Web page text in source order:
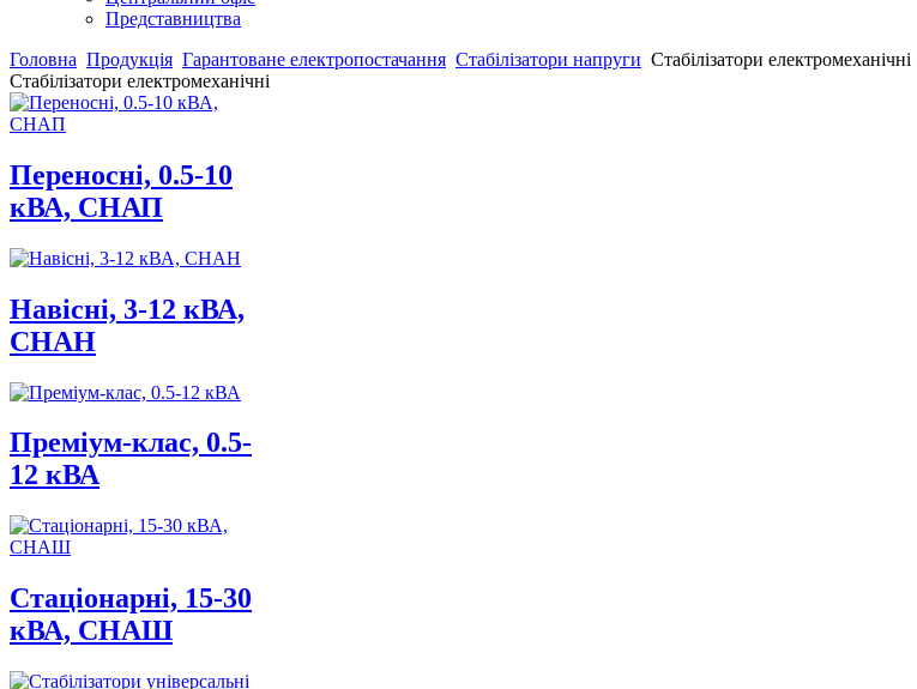
Представництва
Головна Продукція Гарантоване електропостачання Стабілізатори напруги Стабілізатори електромеханічні
Стабілізатори електромеханічні
Переносні, 0.5-10
кВА, СНАП
Навісні, 3-12 кВА,
СНАН
Преміум-клас, 0.5-
12 кВА
Стаціонарні, 15-30
кВА, СНАШ